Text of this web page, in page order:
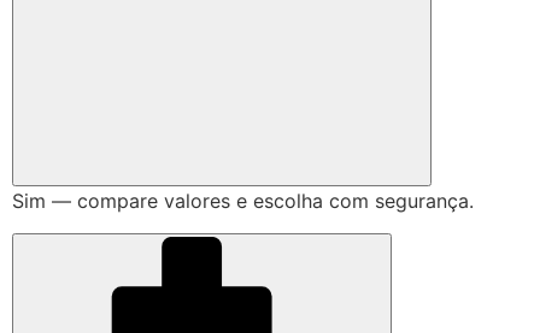
Sim — compare valores e escolha com segurança.